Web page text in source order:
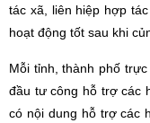
tác xã, liên hiệp hợp
hoạt động tốt sau khi
Mỗi tỉnh, thành phố
đầu tư công hỗ trợ các
có nội dung hỗ trợ các